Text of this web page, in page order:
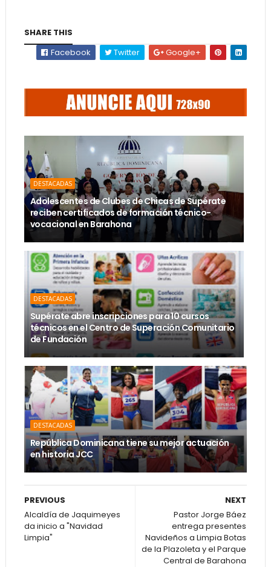
SHARE THIS
Facebook
Twitter Google+
DESTACADAS
Adolescentes de Clubes de Chicas de Supérate
reciben certificados de formación técnico-
vocacional en Barahona
DESTACADAS
Supérate abre inscripciones para 10 cursos
técnicos en el Centro de Superación Comunitario
de Fundación
DESTACADAS
República Dominicana tiene su mejor actuación
en historia JCC
NEXT
Pastor Jorge Báez
entrega presentes
Navideños a Limpia Botas
de la Plazoleta y el Parque
Central de Barahona
PREVIOUS
Alcaldía de Jaquimeyes
da inicio a "Navidad
Limpia"